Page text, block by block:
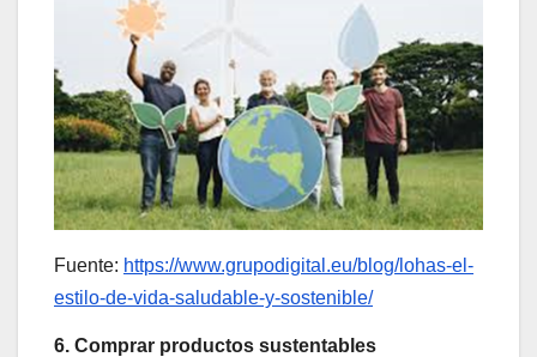
Fuente: https://www.grupodigital.eu/blog/lohas-el-
estilo-de-vida-saludable-y-sostenible/
6. Comprar productos sustentables